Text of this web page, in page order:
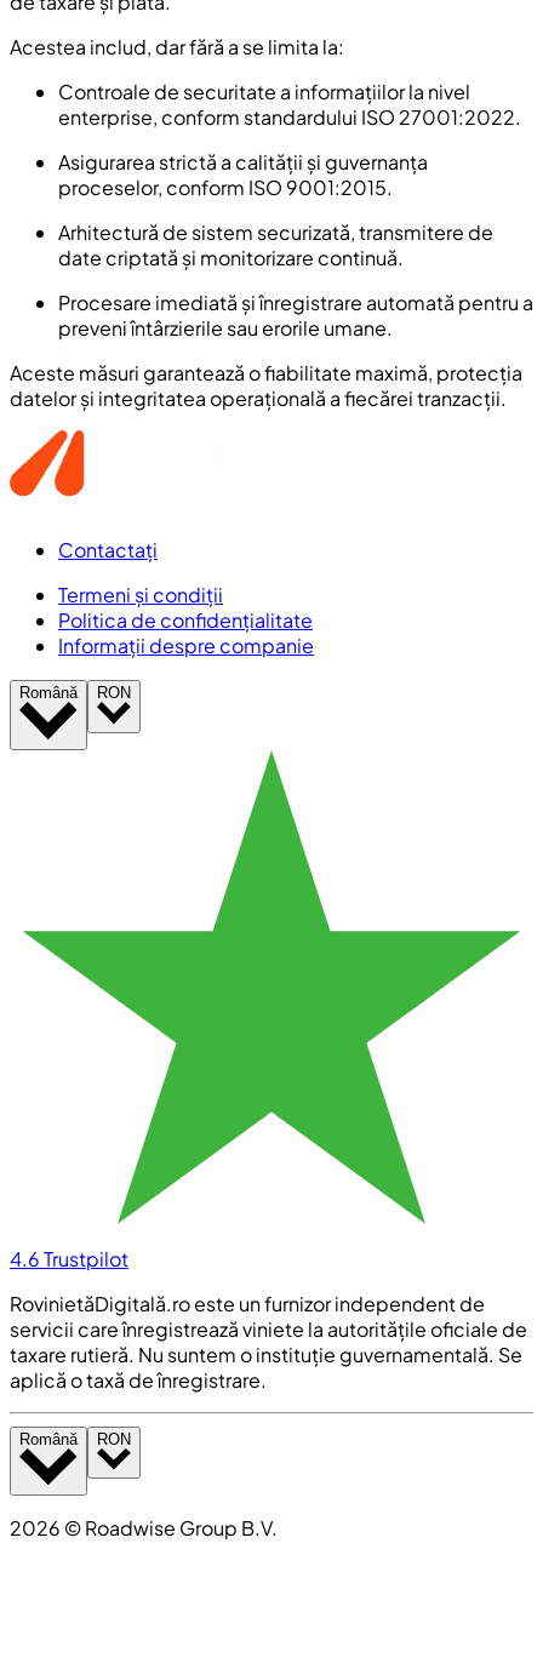
Acestea includ, dar fără a se limita la:
Controale de securitate a informațiilor la nivel
enterprise, conform standardului ISO 27001:2022.
Asigurarea strictă a calității și guvernanța
proceselor, conform ISO 9001:2015.
Arhitectură de sistem securizată, transmitere de
date criptată și monitorizare continuă.
Procesare imediată și înregistrare automată pentru a
preveni întârzierile sau erorile umane.
Aceste măsuri garantează o fiabilitate maximă, protecția
datelor și integritatea operațională a fiecărei tranzacții.
Contactați
Termeni și condiții
Politica de confidențialitate
Informații despre companie
Română RON
4.6Trustpilot
RovinietăDigitală.ro este un furnizor independent de
servicii care înregistrează viniete la autoritățile oficiale de
taxare rutieră. Nu suntem o instituție guvernamentală. Se
aplică o taxă de înregistrare.
Română RON
2026 ©Roadwise Group B.V.